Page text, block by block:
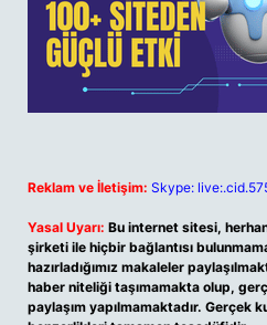
Reklam ve İletişim: Skype:
Yasal Uyarı: Bu internet sitesi,
şirketi ile hiçbir bağlantısı
hazırladığımız makaleler
haber niteliği taşımamakta olup,
paylaşım yapılmamaktadır. Gerçek